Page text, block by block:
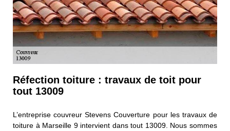
Réfection toiture : travaux de toit pour
tout 13009
L’entreprise couvreur Stevens Couverture pour les travaux de
toiture à Marseille 9 intervient dans tout 13009. Nous sommes